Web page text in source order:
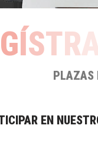
GÍSTR
PLAZAS
EN